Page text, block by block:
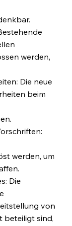
werden,
Die neue
beim
werden, um
Die
von
beteiligt sind,